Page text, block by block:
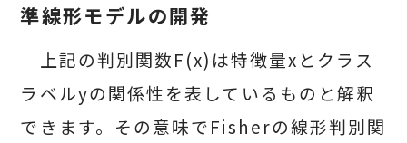
準線形モデルの開発
上記の判別関数F(x)は特徴量xとクラス
ラベルyの関係性を表しているものと解釈
できます。その意味でFisherの線形判別関